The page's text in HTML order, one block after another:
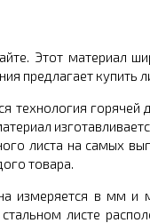
Этот материал
предлагает
технология
листа на самых
товара.
измеряется в мм
листе